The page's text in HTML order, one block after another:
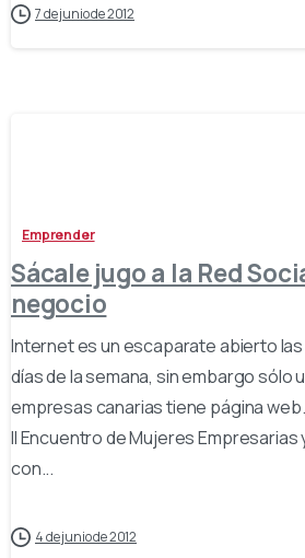
7 de junio de 2012
Emprender
Sácale jugo a la Red
negocio
Internet es un escaparate abierto las
días de la semana, sin embargo sólo
empresas canarias tiene página
II Encuentro de Mujeres Empresarias
con...
4 de junio de 2012